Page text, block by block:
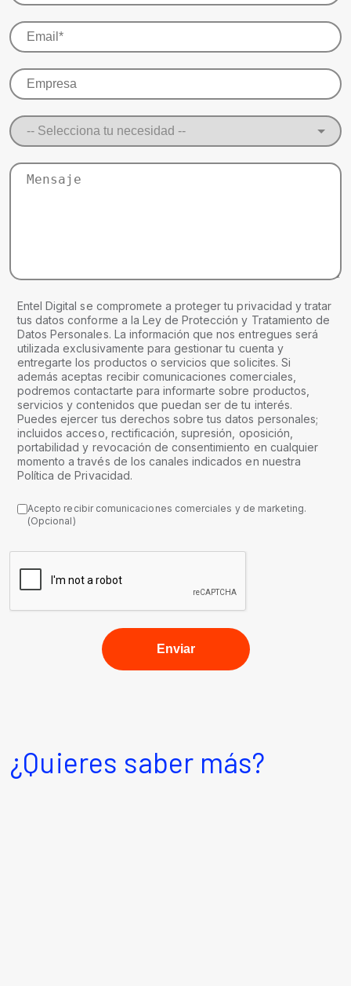
Entel Digital se compromete a proteger tu privacidad y tratar
tus datos conforme a la Ley de Protección y Tratamiento de
Datos Personales. La información que nos entregues será
utilizada exclusivamente para gestionar tu cuenta y
entregarte los productos o servicios que solicites. Si
además aceptas recibir comunicaciones comerciales,
podremos contactarte para informarte sobre productos,
servicios y contenidos que puedan ser de tu interés.
Puedes ejercer tus derechos sobre tus datos personales;
incluidos acceso, rectificación, supresión, oposición,
portabilidad y revocación de consentimiento en cualquier
momento a través de los canales indicados en nuestra
Política de Privacidad.
Acepto recibir comunicaciones comerciales y de marketing.
(Opcional)
¿Quieres saber más?